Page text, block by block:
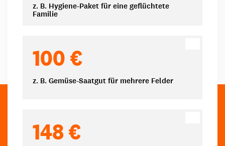
z. B. Hygiene-Paket für eine geflüchtete
Familie
100 €
z. B. Gemüse-Saatgut für mehrere Felder
148 €